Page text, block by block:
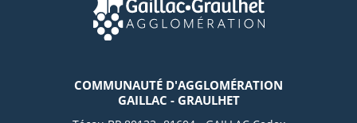
COMMUNAUTÉ D'AGGLOMÉRATION
GAILLAC - GRAULHET